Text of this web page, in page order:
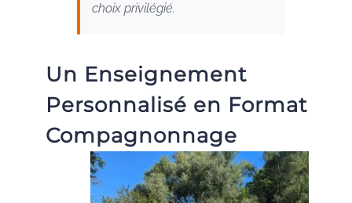
choix privilégié.
Un Enseignement
Personnalisé en Format
Compagnonnage